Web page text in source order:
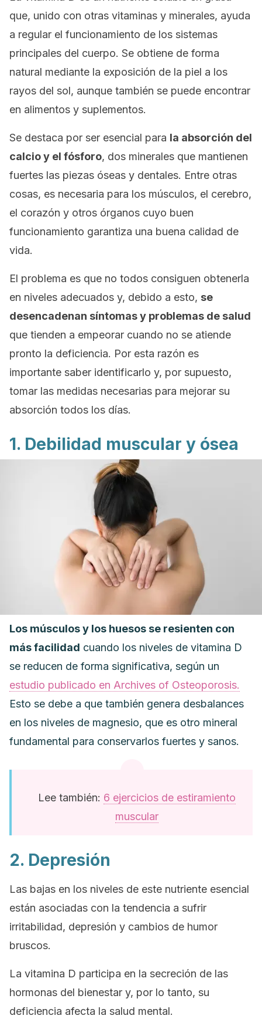
que, unido con otras vitaminas y minerales, ayuda
a regular el funcionamiento de los sistemas
principales del cuerpo. Se obtiene de forma
natural mediante la exposición de la piel a los
rayos del sol, aunque también se puede encontrar
en alimentos y suplementos.
Se destaca por ser esencial para la absorción del
calcio y el fósforo, dos minerales que mantienen
fuertes las piezas óseas y dentales. Entre otras
cosas, es necesaria para los músculos, el cerebro,
el corazón y otros órganos cuyo buen
funcionamiento garantiza una buena calidad de
vida.
El problema es que no todos consiguen obtenerla
en niveles adecuados y, debido a esto, se
desencadenan síntomas y problemas de salud
que tienden a empeorar cuando no se atiende
pronto la deficiencia. Por esta razón es
importante saber identificarlo y, por supuesto,
tomar las medidas necesarias para mejorar su
absorción todos los días.
1. Debilidad muscular y ósea
Los músculos y los huesos se resienten con
más facilidad cuando los niveles de vitamina D
se reducen de forma significativa, según un
estudio publicado en Archives of Osteoporosis.
Esto se debe a que también genera desbalances
en los niveles de magnesio, que es otro mineral
fundamental para conservarlos fuertes y sanos.
Lee también: 6 ejercicios de estiramiento
muscular
2. Depresión
Las bajas en los niveles de este nutriente esencial
están asociadas con la tendencia a sufrir
irritabilidad, depresión y cambios de humor
bruscos.
La vitamina D participa en la secreción de las
hormonas del bienestar y, por lo tanto, su
deficiencia afecta la salud mental.